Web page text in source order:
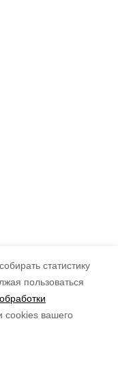
статистику
пользоваться
cookies вашего